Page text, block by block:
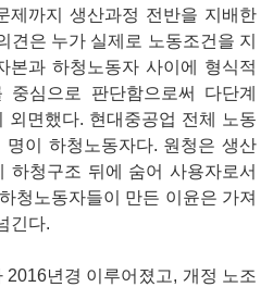
제까지 생산과정 전반을 지배한
견은 누가 실제로 노동조건을 지
본과 하청노동자 사이에 형식적
중심으로 판단함으로써 다단계
외면했다. 현대중공업 전체 노동
이 하청노동자다. 원청은 생산
하청구조 뒤에 숨어 사용자로서
청노동자들이 만든 이윤은 가져
긴다.
년경 이루어졌고, 개정 노조